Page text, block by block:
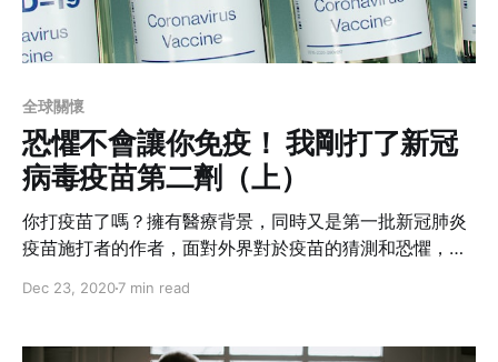
全球關懷
恐懼不會讓你免疫！ 我剛打了新冠
病毒疫苗第二劑（上）
你打疫苗了嗎？擁有醫療背景，同時又是第一批新冠肺炎
疫苗施打者的作者，面對外界對於疫苗的猜測和恐懼，她
許能幫助你做出施打與否的決定？
Dec 23, 20207 min read